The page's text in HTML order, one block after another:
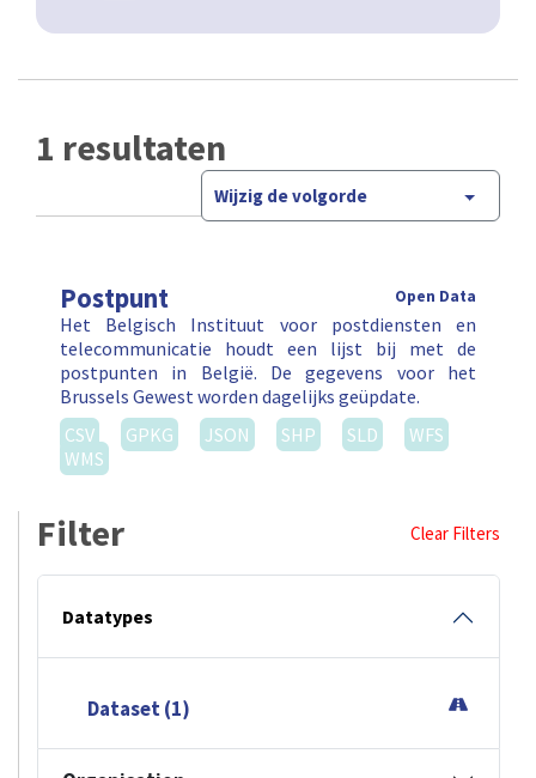
1 resultaten
Wijzig de volgorde
Postpunt Open Data
Het Belgisch Instituut voor postdiensten en
telecommunicatie houdt een lijst bij met de
postpunten in België. De gegevens voor het
Brussels Gewest worden dagelijks geüpdate.
CSV
GPKG JSON SHP SLD
WFS
WMS
Filter Clear Filters
Datatypes
Dataset (1)